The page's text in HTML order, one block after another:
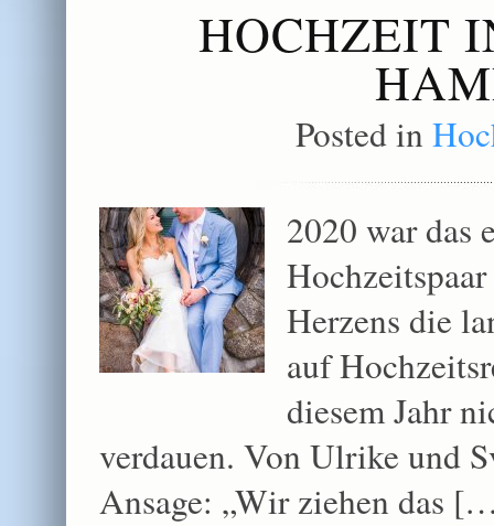
HOCHZEIT
Posted in
2020 war das
Herzens die
auf
diesem Jahr
verdauen. Von Ulrike und
Ansage: „Wir ziehen das